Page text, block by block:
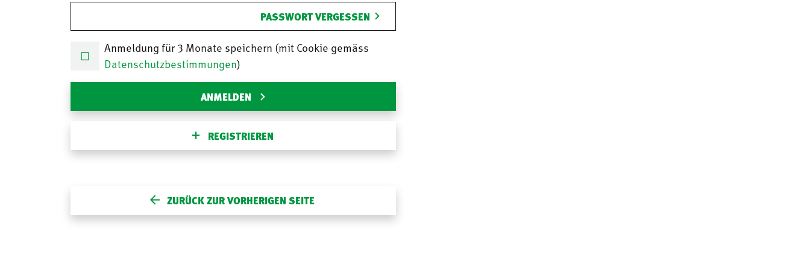
PASSWORT VERGESSEN
Anmeldung für 3 Monate speichern (mit Cookie gemäss
Datenschutzbestimmungen)
ANMELDEN
REGISTRIEREN
ZURÜCK ZUR VORHERIGEN SEITE